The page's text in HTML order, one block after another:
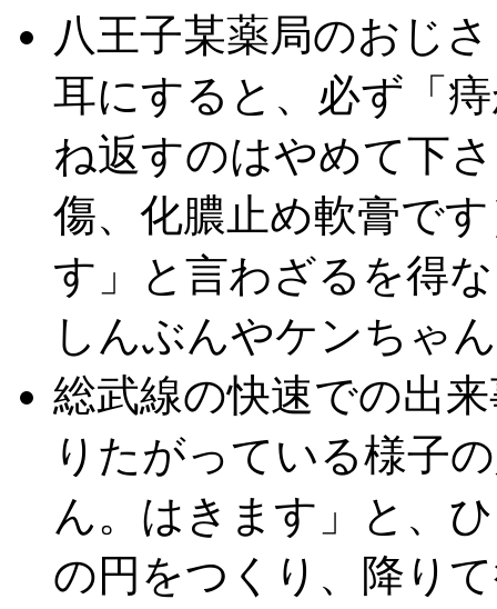
八王子某薬局のおじ
耳にすると、必ず「
ね返すのはやめて下
傷、化膿止め軟膏で
す」と言わざるを得
しんぶんやケンちゃ
総武線の快速での出
りたがっている様子
ん。はきます」と、
の円をつくり、降り